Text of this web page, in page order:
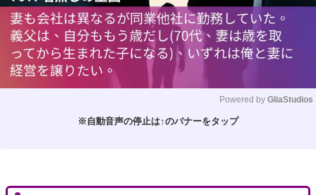
Powered by GliaStudios
※自動音声の停止は↑のバナーをタップ